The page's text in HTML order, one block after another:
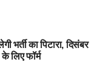
वर्ष
भर्ती का पिटारा, दिसंबर
लिए फॉर्म